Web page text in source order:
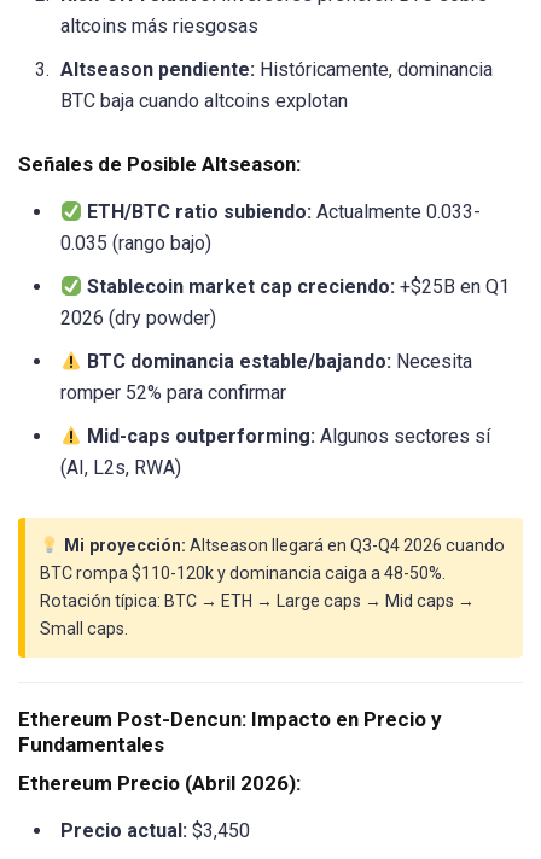
altcoins más riesgosas
Altseason pendiente: Históricamente, dominancia
BTC baja cuando altcoins explotan
Señales de Posible Altseason:
ETH/BTC ratio subiendo: Actualmente 0.033-
0.035 (rango bajo)
Stablecoin market cap creciendo: +$25B en Q1
2026 (dry powder)
BTC dominancia estable/bajando: Necesita
romper 52% para confirmar
Mid-caps outperforming: Algunos sectores sí
(AI, L2s, RWA)
Mi proyección: Altseason llegará en Q3-Q4 2026 cuando
BTC rompa $110-120k y dominancia caiga a 48-50%.
Rotación típica: BTC → ETH → Large caps → Mid caps →
Small caps.
Ethereum Post-Dencun: Impacto en Precio y
Fundamentales
Ethereum Precio (Abril 2026):
Precio actual: $3,450